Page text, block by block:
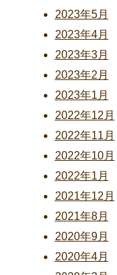
2023年5月
2023年4月
2023年3月
2023年2月
2023年1月
2022年12月
2022年11月
2022年10月
2022年1月
2021年12月
2021年8月
2020年9月
2020年4月